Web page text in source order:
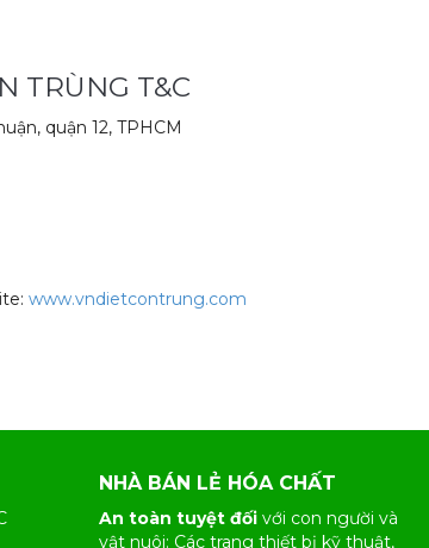
TRÙNG T&C
quận 12, TPHCM
www.vndietcontrung.com
NHÀ BÁN LẺ HÓA CHẤT
An toàn tuyệt đối với con người và
vật nuôi: Các trang thiết bị kỹ thuật,